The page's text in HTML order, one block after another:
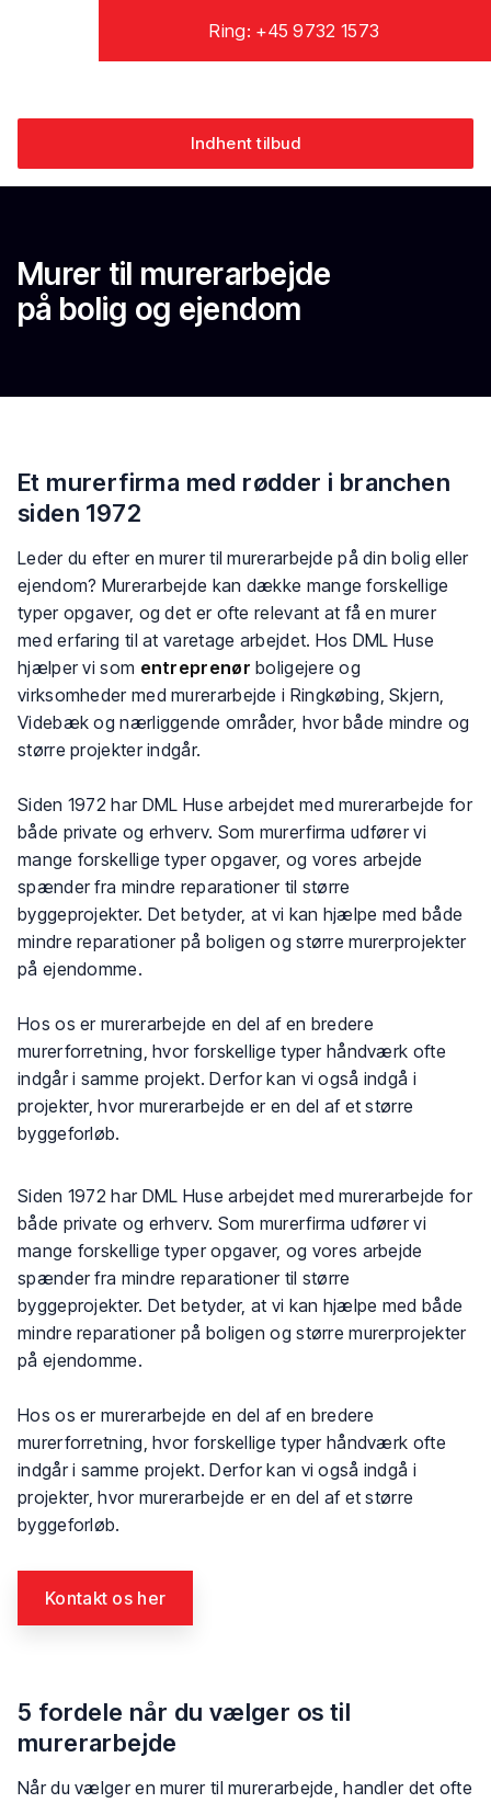
Ring: +45 9732 1573
Indhent tilbud
Murer til murerarbejde
​på bolig og ejendom
Et murerfirma med rødder i branchen
siden 1972
Leder du efter en murer til murerarbejde på din bolig eller
ejendom? Murerarbejde kan dække mange forskellige
typer opgaver, og det er ofte relevant at få en murer
med erfaring til at varetage arbejdet. Hos DML Huse
hjælper vi som entreprenør boligejere og
virksomheder med murerarbejde i Ringkøbing, Skjern,
Videbæk og nærliggende områder, hvor både mindre og
større projekter indgår.
Siden 1972 har DML Huse arbejdet med murerarbejde for
både private og erhverv. Som murerfirma udfører vi
mange forskellige typer opgaver, og vores arbejde
spænder fra mindre reparationer til større
byggeprojekter. Det betyder, at vi kan hjælpe med både
mindre reparationer på boligen og større murerprojekter
på ejendomme.
Hos os er murerarbejde en del af en bredere
murerforretning, hvor forskellige typer håndværk ofte
indgår i samme projekt. Derfor kan vi også indgå i
projekter, hvor murerarbejde er en del af et større
byggeforløb.
Siden 1972 har DML Huse arbejdet med murerarbejde for
både private og erhverv. Som murerfirma udfører vi
mange forskellige typer opgaver, og vores arbejde
spænder fra mindre reparationer til større
byggeprojekter. Det betyder, at vi kan hjælpe med både
mindre reparationer på boligen og større murerprojekter
på ejendomme.
Hos os er murerarbejde en del af en bredere
murerforretning, hvor forskellige typer håndværk ofte
indgår i samme projekt. Derfor kan vi også indgå i
projekter, hvor murerarbejde er en del af et større
byggeforløb.
Kontakt os her​
5 fordele når du vælger os til
murerarbejde
Når du vælger en murer til murerarbejde, handler det ofte